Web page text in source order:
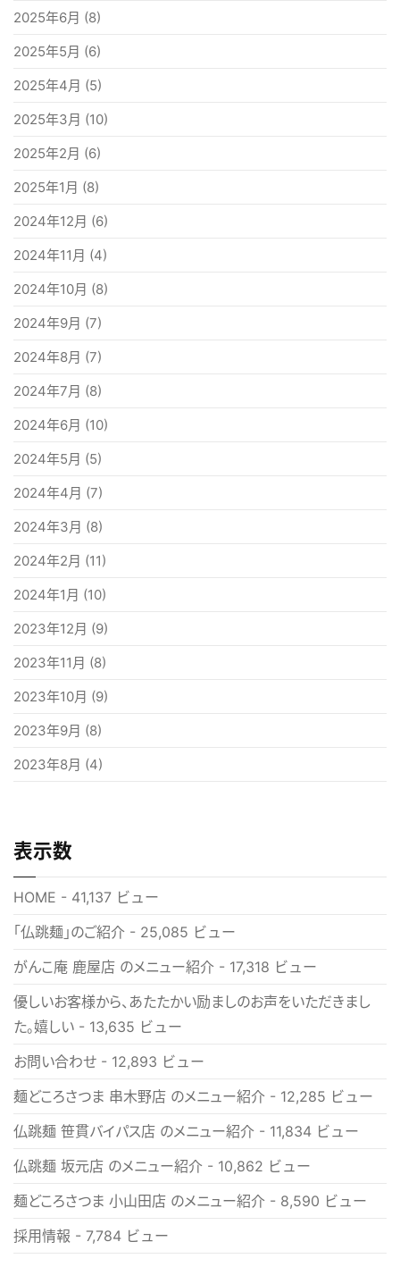
2025年6月 (8)
2025年5月 (6)
2025年4月 (5)
2025年3月 (10)
2025年2月 (6)
2025年1月 (8)
2024年12月 (6)
2024年11月 (4)
2024年10月 (8)
2024年9月 (7)
2024年8月 (7)
2024年7月 (8)
2024年6月 (10)
2024年5月 (5)
2024年4月 (7)
2024年3月 (8)
2024年2月 (11)
2024年1月 (10)
2023年12月 (9)
2023年11月 (8)
2023年10月 (9)
2023年9月 (8)
2023年8月 (4)
表示数
HOME - 41,137 ビュー
「仏跳麺」のご紹介 - 25,085 ビュー
がんこ庵 鹿屋店 のメニュー紹介 - 17,318 ビュー
優しいお客様から、あたたかい励ましのお声をいただきまし
た。嬉しい - 13,635 ビュー
お問い合わせ - 12,893 ビュー
麺どころさつま 串木野店 のメニュー紹介 - 12,285 ビュー
仏跳麺 笹貫バイパス店 のメニュー紹介 - 11,834 ビュー
仏跳麺 坂元店 のメニュー紹介 - 10,862 ビュー
麺どころさつま 小山田店 のメニュー紹介 - 8,590 ビュー
採用情報 - 7,784 ビュー